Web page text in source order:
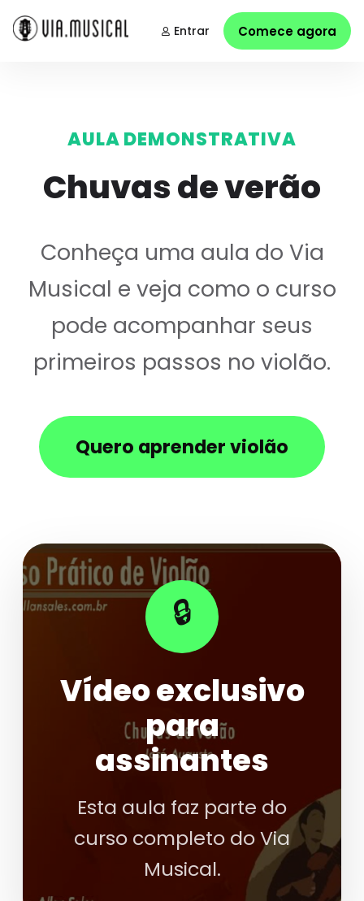
Entrar Comece agora
AULA DEMONSTRATIVA
Chuvas de verão
Conheça uma aula do Via
Musical e veja como o curso
pode acompanhar seus
primeiros passos no violão.
Quero aprender violão
🔒
Vídeo exclusivo
para
assinantes
Esta aula faz parte do
curso completo do Via
Musical.